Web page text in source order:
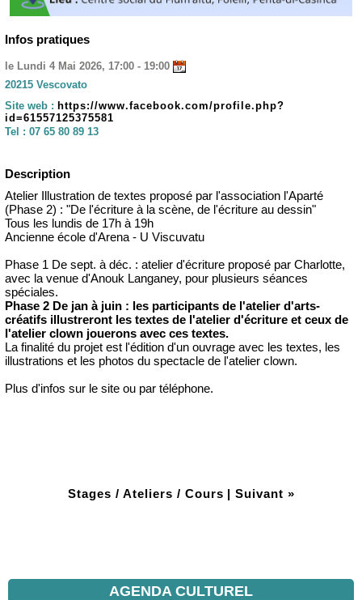
Infos pratiques
le Lundi 4 Mai 2026, 17:00 - 19:00
20215 Vescovato
Site web : https://www.facebook.com/profile.php?
id=61557125375581
Tel : 07 65 80 89 13
Description
Atelier Illustration de textes proposé par l'association l'Aparté
(Phase 2) : "De l'écriture à la scène, de l'écriture au dessin"
Tous les lundis de 17h à 19h
Ancienne école d'Arena - U Viscuvatu
Phase 1 De sept. à déc. : atelier d'écriture proposé par Charlotte,
avec la venue d'Anouk Langaney, pour plusieurs séances
spéciales.
Phase 2 De jan à juin : les participants de l'atelier d'arts-
créatifs illustreront les textes de l'atelier d'écriture et ceux de
l'atelier clown jouerons avec ces textes.
La finalité du projet est l'édition d'un ouvrage avec les textes, les
illustrations et les photos du spectacle de l'atelier clown.
Plus d'infos sur le site ou par téléphone.
Stages / Ateliers / Cours | Suivant »
AGENDA CULTUREL